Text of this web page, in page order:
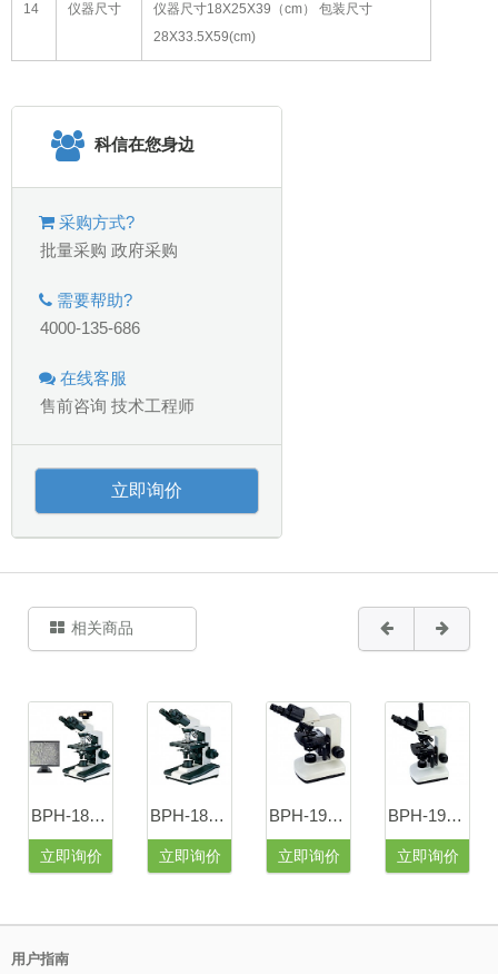
14 仪器尺寸
仪器尺寸18X25X39（cm） 包装尺寸
28X33.5X59(cm)
科信在您身边
采购方式?
批量采购 政府采购
需要帮助?
4000-135-686
在线客服
售前咨询 技术工程师
立即询价
相关商品
BPH-180Z摄像型三目相衬显微镜
立即询价
BPH-180三目相衬显微镜
立即询价
BPH-190B双目相衬显微镜
立即询价
BPH-190T三目相衬显微镜
立即询价
用户指南